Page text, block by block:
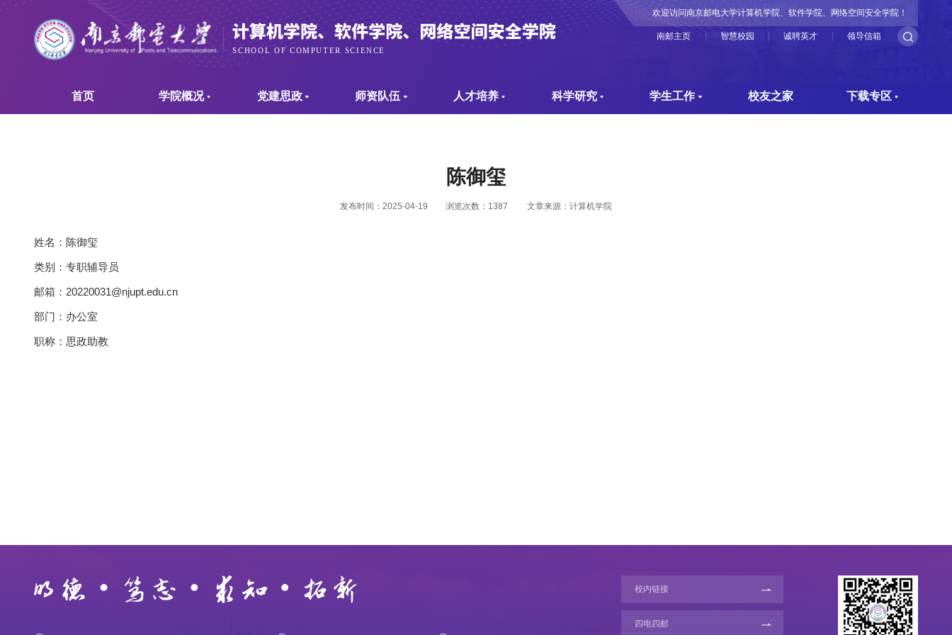
欢迎访问南京邮电大学计算机学院、软件学院、网络空间安全学院！
南邮主页 智慧校园 诚聘英才 领导信箱
首页 学院概况 党建思政 师资队伍 人才培养 科学研究 学生工作 校友之家 下载专区
陈御玺
发布时间：2025-04-19 浏览次数： 1387 文章来源：计算机学院
姓名：陈御玺
类别：专职辅导员
邮箱：20220031@njupt.edu.cn
部门：办公室
职称：思政助教
校内链接
四电四邮